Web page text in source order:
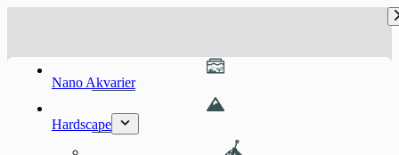
Nano Akvarier
Hardscape